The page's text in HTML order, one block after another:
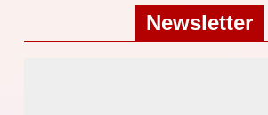
Newsletter